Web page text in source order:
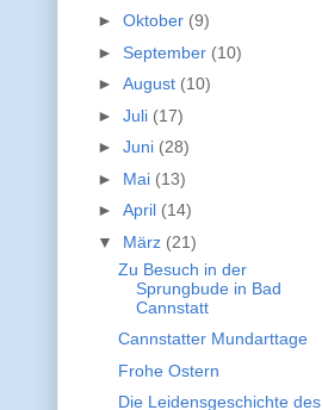
► Oktober (9)
► September (10)
► August (10)
► Juli (17)
► Juni (28)
► Mai (13)
► April (14)
▼ März (21)
Zu Besuch in der
Sprungbude in Bad
Cannstatt
Cannstatter Mundarttage
Frohe Ostern
Die Leidensgeschichte des